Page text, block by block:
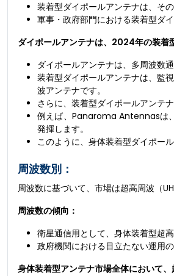
装着型ダイポールアンテナは、そ
軍事・政府部門における装着型ダ
ダイポールアンテナは、2024年の装着
ダイポールアンテナは、多周波数
装着型ダイポールアンテナは、監
波アンテナです。
さらに、装着型ダイポールアンテ
例えば、Panaroma Antennasは
発揮します。
このように、身体装着型ダイポー
周波数別：
周波数に基づいて、市場は超高周波（
周波数の傾向：
衛星通信用として、身体装着型超
政府機関における目立たない運用
身体装着型アンテナ市場全体において